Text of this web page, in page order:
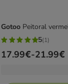
Gotoo Peitoral
5
estrelas
5(1)
Preço
17.99€-21.99€